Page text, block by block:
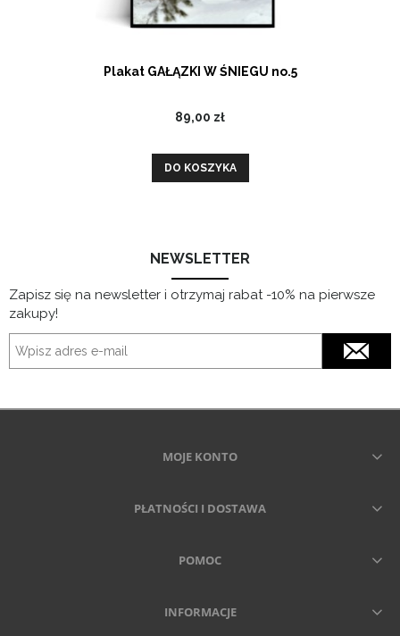
Plakat GAŁĄZKI W ŚNIEGU no.5
89,00 zł
DO KOSZYKA
NEWSLETTER
Zapisz się na newsletter i otrzymaj rabat -10% na pierwsze
zakupy!
MOJE KONTO
PŁATNOŚCI I DOSTAWA
POMOC
INFORMACJE